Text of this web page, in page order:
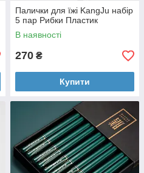
Палички для їжі KangJu набір
5 пар Рибки Пластик
В наявності
270 ₴
Купити